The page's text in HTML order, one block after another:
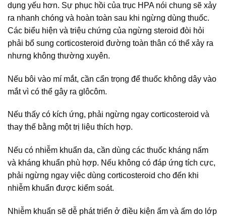
dụng yếu hơn. Sự phục hồi của trục HPA nói chung sẽ xảy
ra nhanh chóng và hoàn toàn sau khi ngừng dùng thuốc.
Các biểu hiện và triệu chứng của ngừng steroid đòi hỏi
phải bổ sung corticosteroid đường toàn thân có thể xảy ra
nhưng không thường xuyên.
Nếu bôi vào mí mắt, cần cẩn trọng để thuốc không dây vào
mắt vì có thể gây ra glôcôm.
Nếu thấy có kích ứng, phải ngừng ngay corticosteroid và
thay thế bằng một trị liệu thích hợp.
Nếu có nhiễm khuẩn da, cần dùng các thuốc kháng nấm
và kháng khuẩn phù hợp. Nếu không có đáp ứng tích cực,
phải ngừng ngay việc dùng corticosteroid cho đến khi
nhiễm khuẩn được kiểm soát.
Nhiễm khuẩn sẽ dễ phát triển ở điều kiện ẩm và ấm do lớp